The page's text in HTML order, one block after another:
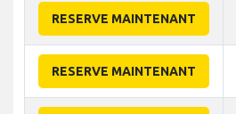
RESERVE MAINTENANT
RESERVE MAINTENANT